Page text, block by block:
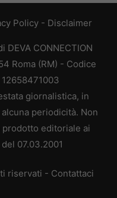
Policy - Disclaimer
CONNECTION
Roma (RM) - Codice
giornalistica, in
periodicità. Non
editoriale ai
07.03.2001
riservati - Contattaci